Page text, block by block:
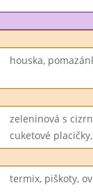
houska,
zeleninová s
cuketové
termix, piškoty,